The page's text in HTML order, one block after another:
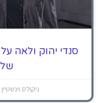
סנדי יהוק ולאה
של Builder
ניקולס וינשטיין